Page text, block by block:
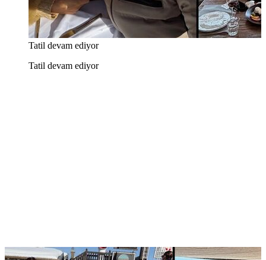
Tatil devam ediyor
Tatil devam ediyor